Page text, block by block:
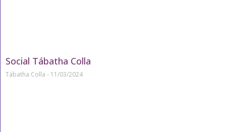
Social Tábatha Colla
Tábatha Colla 11/03/2024